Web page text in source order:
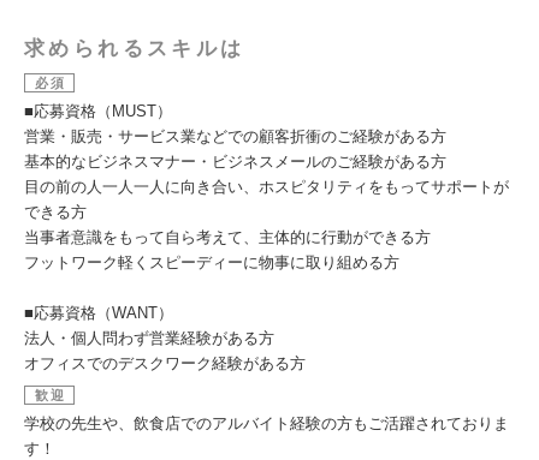
求められるスキルは
必須
■応募資格（MUST）
営業・販売・サービス業などでの顧客折衝のご経験がある方
基本的なビジネスマナー・ビジネスメールのご経験がある方
目の前の人一人一人に向き合い、ホスピタリティをもってサポートが
できる方
当事者意識をもって自ら考えて、主体的に行動ができる方
フットワーク軽くスピーディーに物事に取り組める方
■応募資格（WANT）
法人・個人問わず営業経験がある方
オフィスでのデスクワーク経験がある方
歓迎
学校の先生や、飲食店でのアルバイト経験の方もご活躍されておりま
す！